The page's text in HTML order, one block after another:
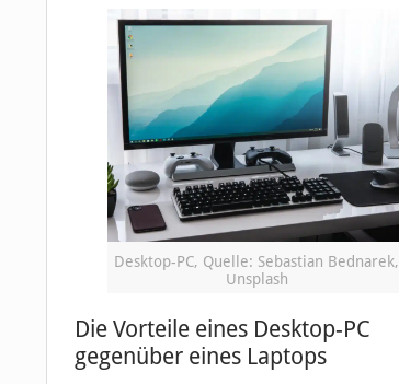
Desktop-PC, Quelle: Sebastian Bednarek,
Unsplash
Die Vorteile eines Desktop-PC
gegenüber eines Laptops